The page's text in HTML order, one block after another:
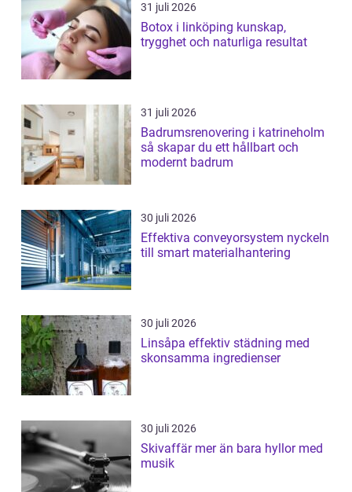
31 juli 2026
Botox i linköping kunskap,
trygghet och naturliga resultat
31 juli 2026
Badrumsrenovering i katrineholm
så skapar du ett hållbart och
modernt badrum
30 juli 2026
Effektiva conveyorsystem nyckeln
till smart materialhantering
30 juli 2026
Linsåpa effektiv städning med
skonsamma ingredienser
30 juli 2026
Skivaffär mer än bara hyllor med
musik